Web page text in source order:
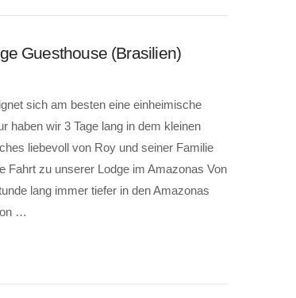
Guesthouse (Brasilien)
sich am besten eine einheimische
haben wir 3 Tage lang in dem kleinen
liebevoll von Roy und seiner Familie
Fahrt zu unserer Lodge im Amazonas Von
lang immer tiefer in den Amazonas
…